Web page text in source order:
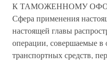
К ТАМОЖЕННОМУ
Сфера применения
настоящей главы
операции, совершаемые в
транспортных средств,